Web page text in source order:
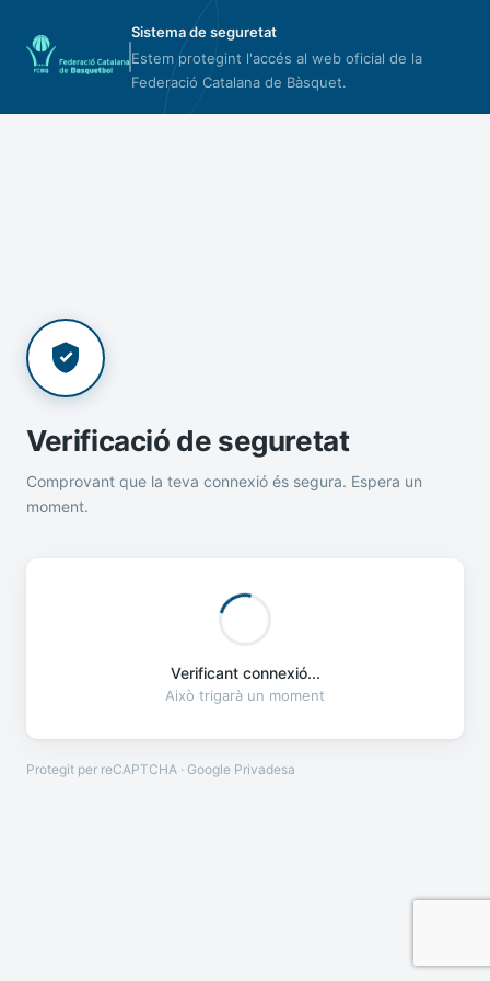
Sistema de seguretat
Estem protegint l'accés al web oficial de la
Federació Catalana de Bàsquet.
Verificació de seguretat
Comprovant que la teva connexió és segura. Espera un
moment.
Verificant connexió...
Això trigarà un moment
Protegit per reCAPTCHA · Google Privadesa